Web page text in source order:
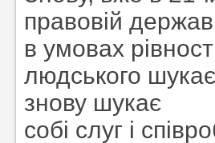
правовій
в умовах
людського
знову шукає
собі слуг і